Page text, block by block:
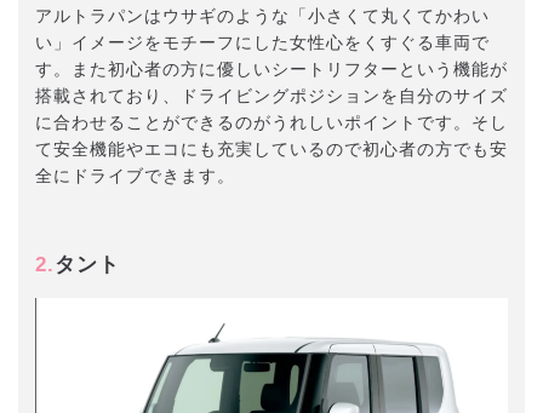
アルトラパンはウサギのような「小さくて丸くてかわい
い」イメージをモチーフにした女性心をくすぐる車両で
す。また初心者の方に優しいシートリフターという機能が
搭載されており、ドライビングポジションを自分のサイズ
に合わせることができるのがうれしいポイントです。そし
て安全機能やエコにも充実しているので初心者の方でも安
全にドライブできます。
2.タント